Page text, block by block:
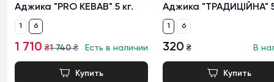
Аджика "PRO KEBAB" 5 кг.
1 6
1 710 ₴1 740₴ Есть в наличии
Аджика "ТРАДИЦІЙНА"
1 6
320 ₴ В